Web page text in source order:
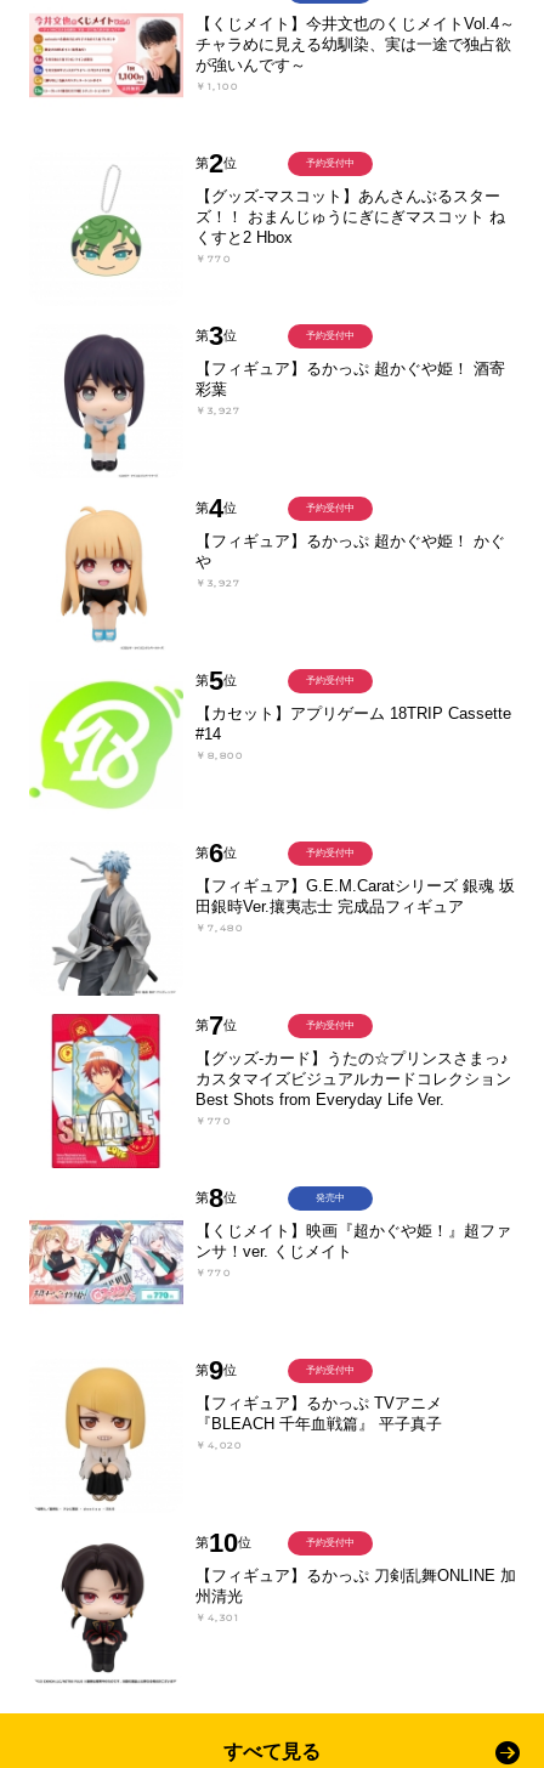
【くじメイト】今井文也のくじメイトVol.4～
チャラめに見える幼馴染、実は一途で独占欲
が強いんです～
￥1,100
第2位
【グッズ-マスコット】あんさんぶるスター
ズ！！ おまんじゅうにぎにぎマスコット ね
くすと2 Hbox
￥770
予約受付中
第3位
【フィギュア】るかっぷ 超かぐや姫！ 酒寄
彩葉
￥3,927
予約受付中
第4位
【フィギュア】るかっぷ 超かぐや姫！ かぐ
や
￥3,927
予約受付中
第5位
【カセット】アプリゲーム 18TRIP Cassette
#14
￥8,800
予約受付中
第6位
【フィギュア】G.E.M.Caratシリーズ 銀魂 坂
田銀時Ver.攘夷志士 完成品フィギュア
￥7,480
予約受付中
第7位
【グッズ-カード】うたの☆プリンスさまっ♪
カスタマイズビジュアルカードコレクション
Best Shots from Everyday Life Ver.
￥770
予約受付中
第8位
【くじメイト】映画『超かぐや姫！』超ファ
ンサ！ver. くじメイト
￥770
発売中
第9位
【フィギュア】るかっぷ TVアニメ
『BLEACH 千年血戦篇』 平子真子
￥4,020
予約受付中
第10位
【フィギュア】るかっぷ 刀剣乱舞ONLINE 加
州清光
￥4,301
予約受付中
すべて見る